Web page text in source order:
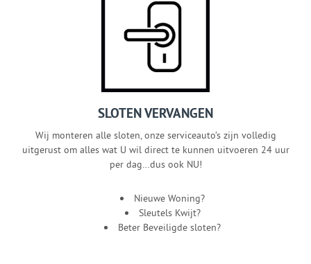
SLOTEN VERVANGEN
Wij monteren alle sloten, onze serviceauto’s zijn volledig
uitgerust om alles wat U wil direct te kunnen uitvoeren 24 uur
per dag…dus ook NU!
Nieuwe Woning?
Sleutels Kwijt?
Beter Beveiligde sloten?